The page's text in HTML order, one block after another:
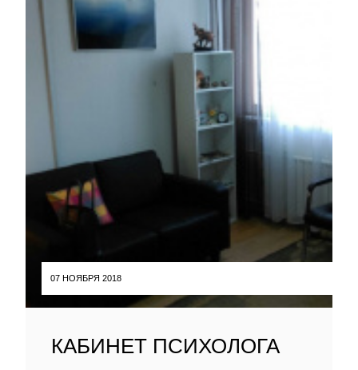
07 НОЯБРЯ 2018
КАБИНЕТ ПСИХОЛОГА